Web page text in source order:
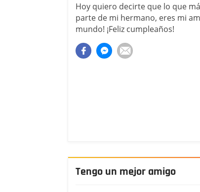
Hoy quiero decirte que lo que
parte de mi hermano, eres mi
mundo! ¡Feliz cumpleaños!
Tengo un mejor amigo